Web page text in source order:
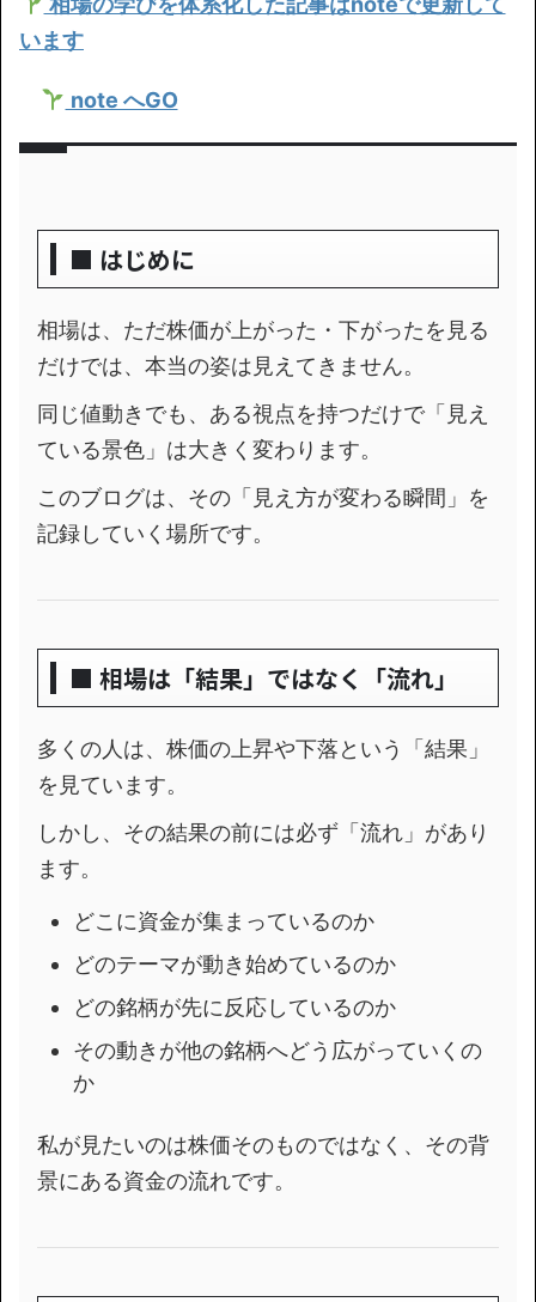
います
note へGO
■ はじめに
相場は、ただ株価が上がった・下がったを見る
だけでは、本当の姿は見えてきません。
同じ値動きでも、ある視点を持つだけで「見え
ている景色」は大きく変わります。
このブログは、その「見え方が変わる瞬間」を
記録していく場所です。
■ 相場は「結果」ではなく「流れ」
多くの人は、株価の上昇や下落という「結果」
を見ています。
しかし、その結果の前には必ず「流れ」があり
ます。
どこに資金が集まっているのか
どのテーマが動き始めているのか
どの銘柄が先に反応しているのか
その動きが他の銘柄へどう広がっていくの
か
私が見たいのは株価そのものではなく、その背
景にある資金の流れです。